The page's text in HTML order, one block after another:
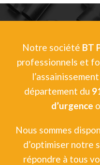
Notre société BT
professionnels et
département du
d’urgence
Nous sommes
d’optimiser notre
répondre à tous